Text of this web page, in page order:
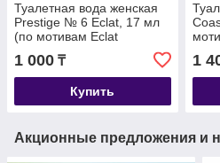
Туалетная вода женская
Prestige № 6 Eclat, 17 мл
(по мотивам Eclat
A`Arpege (Lanvin)
1 000 ₸
Купить
1
Акционные предложения и